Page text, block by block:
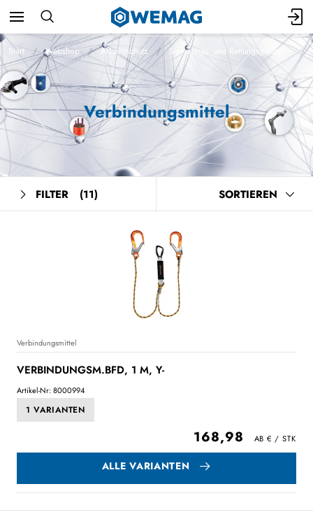
Start Webshop Arbeitsschutz Sicherungs- und Rettungsgeräte
Verbindungsmittel
FILTER (11) SORTIEREN
Verbindungsmittel
VERBINDUNGSM.BFD, 1 M, Y-
Artikel-Nr: 8000994
1 VARIANTEN
168,98
ALLE VARIANTEN